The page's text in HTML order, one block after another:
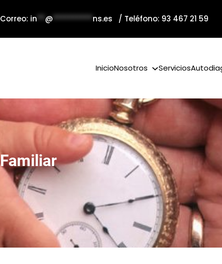
in**@**********ns.es / Teléfono: 93 467 21 59
InicioNosotros Servicios